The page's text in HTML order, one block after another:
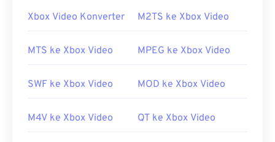
Bagaimana cara membuka berkas
membaca berkas WMV (dan ASF). Pemutar terbaik
WMV dan ASF, dan banyak video daring saat ini
Xbox Video Konverter M2TS ke Xbox Video
MTS ke Xbox Video MPEG ke Xbox Video
SWF ke Xbox Video MOD ke Xbox Video
M4V ke Xbox Video QT ke Xbox Video